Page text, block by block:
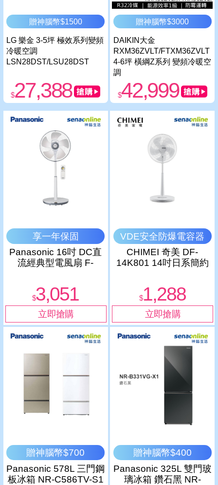
贈神腦幣$1500
LG 樂金 3-5坪 極效系列變頻
冷暖空調
LSN28DST/LSU28DST
$27,388
贈神腦幣$3000
DAIKIN大金
RXM36ZVLT/FTXM36ZVLT
4-6坪 橫綱Z系列 變頻冷暖空
調
$42,999
享一年保固
Panasonic 16吋 DC直
流經典型電風扇 F-
$3,051
VDE安全防爆電容器
CHIMEI 奇美 DF-
14K801 14吋日系簡約
$1,288
贈神腦幣$700
Panasonic 578L 三門鋼
板冰箱 NR-C586TV-S1
贈神腦幣$400
Panasonic 325L 雙門玻
璃冰箱 鑽石黑 NR-